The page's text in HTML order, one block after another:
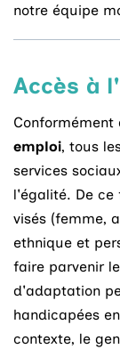
notre équipe
Accès à
Conformément
emploi, tous
services
l'égalité. De ce
visés (femme,
ethnique et
faire parvenir
d'adaptation
handicapées
contexte, le